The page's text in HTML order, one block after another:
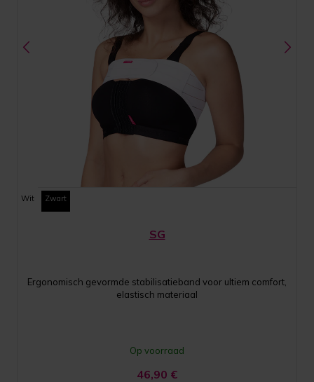
Wit Zwart
SG
Ergonomisch gevormde stabilisatieband voor ultiem comfort,
elastisch materiaal
Op voorraad
46,90 €